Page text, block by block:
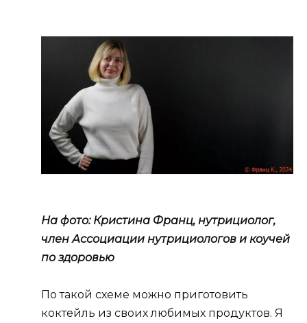
На фото: Кристина Франц, нутрициолог,
член Ассоциации нутрициологов и коучей
по здоровью
По такой схеме можно приготовить
коктейль из своих любимых продуктов. Я